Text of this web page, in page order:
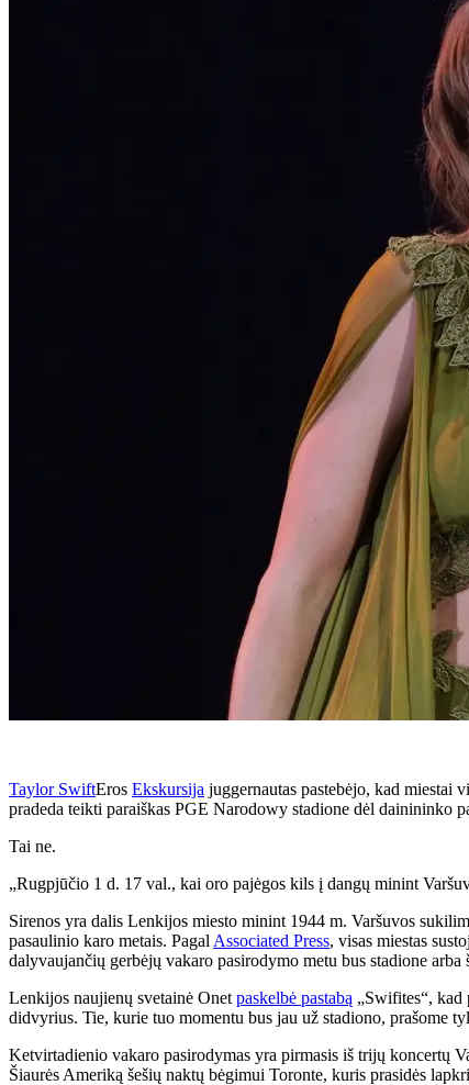
Taylor SwiftEros Ekskursija juggernautas pastebėjo, kad miestai
pradeda teikti paraiškas PGE Narodowy stadione dėl dainininko
Tai ne.
„Rugpjūčio 1 d. 17 val., kai oro pajėgos kils į dangų minint
Sirenos yra dalis Lenkijos miesto minint 1944 m. Varšuvos
pasaulinio karo metais. Pagal Associated Press, visas miestas
dalyvaujančių gerbėjų vakaro pasirodymo metu bus stadione arba
Lenkijos naujienų svetainė Onet paskelbė pastabą „Swifites“, kad
didvyrius. Tie, kurie tuo momentu bus jau už stadiono, prašome
Ketvirtadienio vakaro pasirodymas yra pirmasis iš trijų koncertų
Šiaurės Ameriką šešių naktų bėgimui Toronte, kuris prasidės